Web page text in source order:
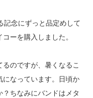
記念にずっと品定めして
ーを購入しました。
のですが、暑くなるこ
なっています。日頃か
ちなみにバンドはメタ